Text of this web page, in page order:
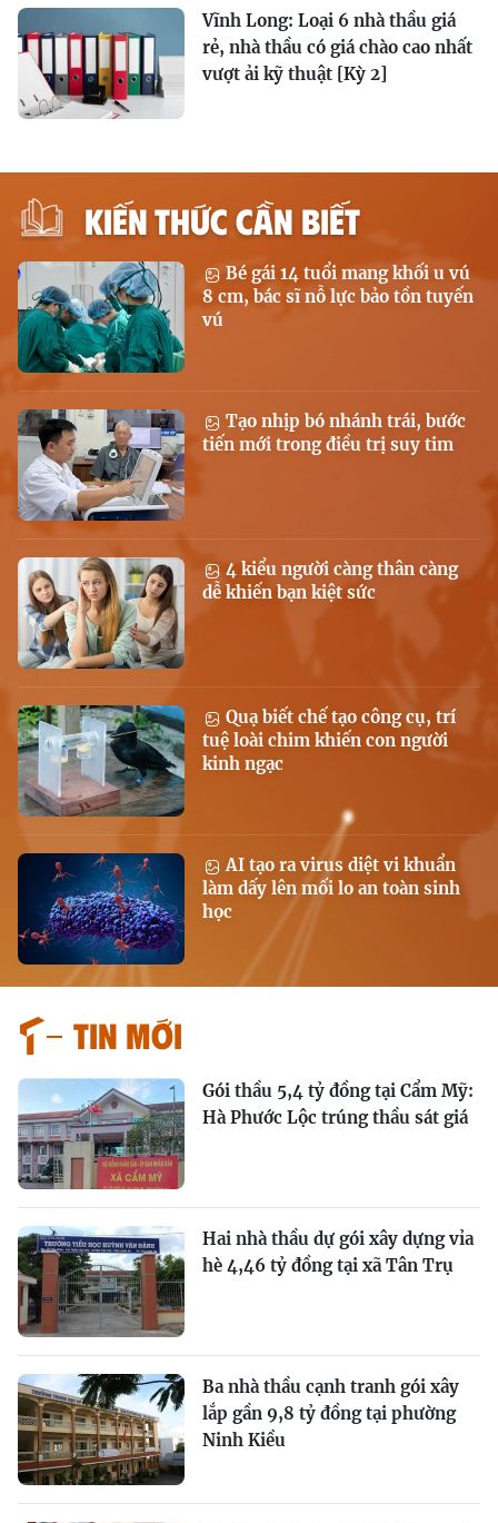
Vĩnh Long: Loại 6 nhà thầu giá
rẻ, nhà thầu có giá chào cao nhất
vượt ải kỹ thuật [Kỳ 2]
KIẾN THỨC CẦN BIẾT
Bé gái 14 tuổi mang khối u vú
8 cm, bác sĩ nỗ lực bảo tồn tuyến
vú
Tạo nhịp bó nhánh trái, bước
tiến mới trong điều trị suy tim
4 kiểu người càng thân càng
dễ khiến bạn kiệt sức
Quạ biết chế tạo công cụ, trí
tuệ loài chim khiến con người
kinh ngạc
AI tạo ra virus diệt vi khuẩn
làm dấy lên mối lo an toàn sinh
học
Tin mới
Gói thầu 5,4 tỷ đồng tại Cẩm Mỹ:
Hà Phước Lộc trúng thầu sát giá
Hai nhà thầu dự gói xây dựng vỉa
hè 4,46 tỷ đồng tại xã Tân Trụ
Ba nhà thầu cạnh tranh gói xây
lắp gần 9,8 tỷ đồng tại phường
Ninh Kiều